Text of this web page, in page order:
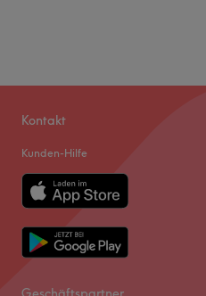
Kontakt
Kunden-Hilfe